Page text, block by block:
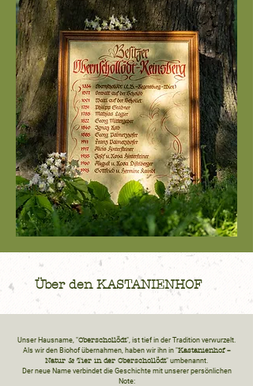
Über den KASTANIENHOF
Unser Hausname, "Oberschollödt", ist tief in der Tradition verwurzelt.
Als wir den Biohof übernahmen, haben wir ihn in "Kastanienhof –
Natur & Tier in der Oberschollödt" umbenannt.
Der neue Name verbindet die Geschichte mit unserer persönlichen
Note: